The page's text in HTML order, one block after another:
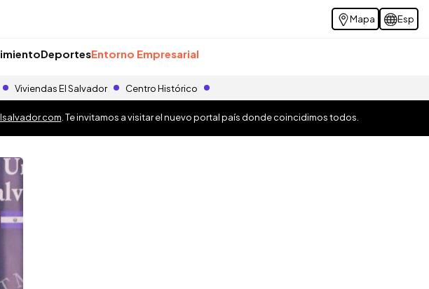
Mapa Esp
DeportesEntorno Empresarial
Viviendas El Salvador Centro Histórico
. Te invitamos a visitar el nuevo portal país donde coincidimos todos.